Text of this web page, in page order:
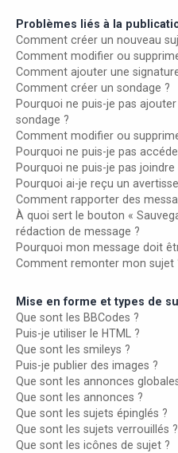
Problèmes liés à la
Comment créer un nouveau
Comment modifier ou
Comment ajouter une
Comment créer un sondage ?
Pourquoi ne puis-je pas
sondage ?
Comment modifier ou
Pourquoi ne puis-je pas
Pourquoi ne puis-je pas
Pourquoi ai-je reçu un
Comment rapporter des
À quoi sert le bouton «
rédaction de message ?
Pourquoi mon message doit
Comment remonter mon sujet
Mise en forme et types de
Que sont les BBCodes ?
Puis-je utiliser le HTML ?
Que sont les smileys ?
Puis-je publier des images ?
Que sont les annonces
Que sont les annonces ?
Que sont les sujets épinglés ?
Que sont les sujets verrouillés ?
Que sont les icônes de sujet ?